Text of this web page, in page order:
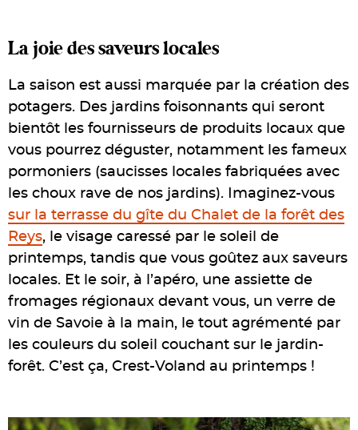
La joie des saveurs locales
La saison est aussi marquée par la création des
potagers. Des jardins foisonnants qui seront
bientôt les fournisseurs de produits locaux que
vous pourrez déguster, notamment les fameux
pormoniers (saucisses locales fabriquées avec
les choux rave de nos jardins). Imaginez-vous
sur la terrasse du gîte du Chalet de la forêt des
Reys, le visage caressé par le soleil de
printemps, tandis que vous goûtez aux saveurs
locales. Et le soir, à l’apéro, une assiette de
fromages régionaux devant vous, un verre de
vin de Savoie à la main, le tout agrémenté par
les couleurs du soleil couchant sur le jardin-
forêt. C’est ça, Crest-Voland au printemps !